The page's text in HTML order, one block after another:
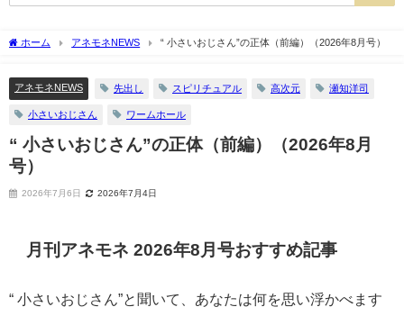
ホーム アネモネNEWS “ 小さいおじさん”の正体（前編）（2026年8月号）
アネモネNEWS 先出し スピリチュアル 高次元 瀬知洋司
小さいおじさん ワームホール
“ 小さいおじさん”の正体（前編）（2026年8月
号）
2026年7月6日 2026年7月4日
月刊アネモネ 2026年8月号おすすめ記事
“ 小さいおじさん”と聞いて、あなたは何を思い浮かべます